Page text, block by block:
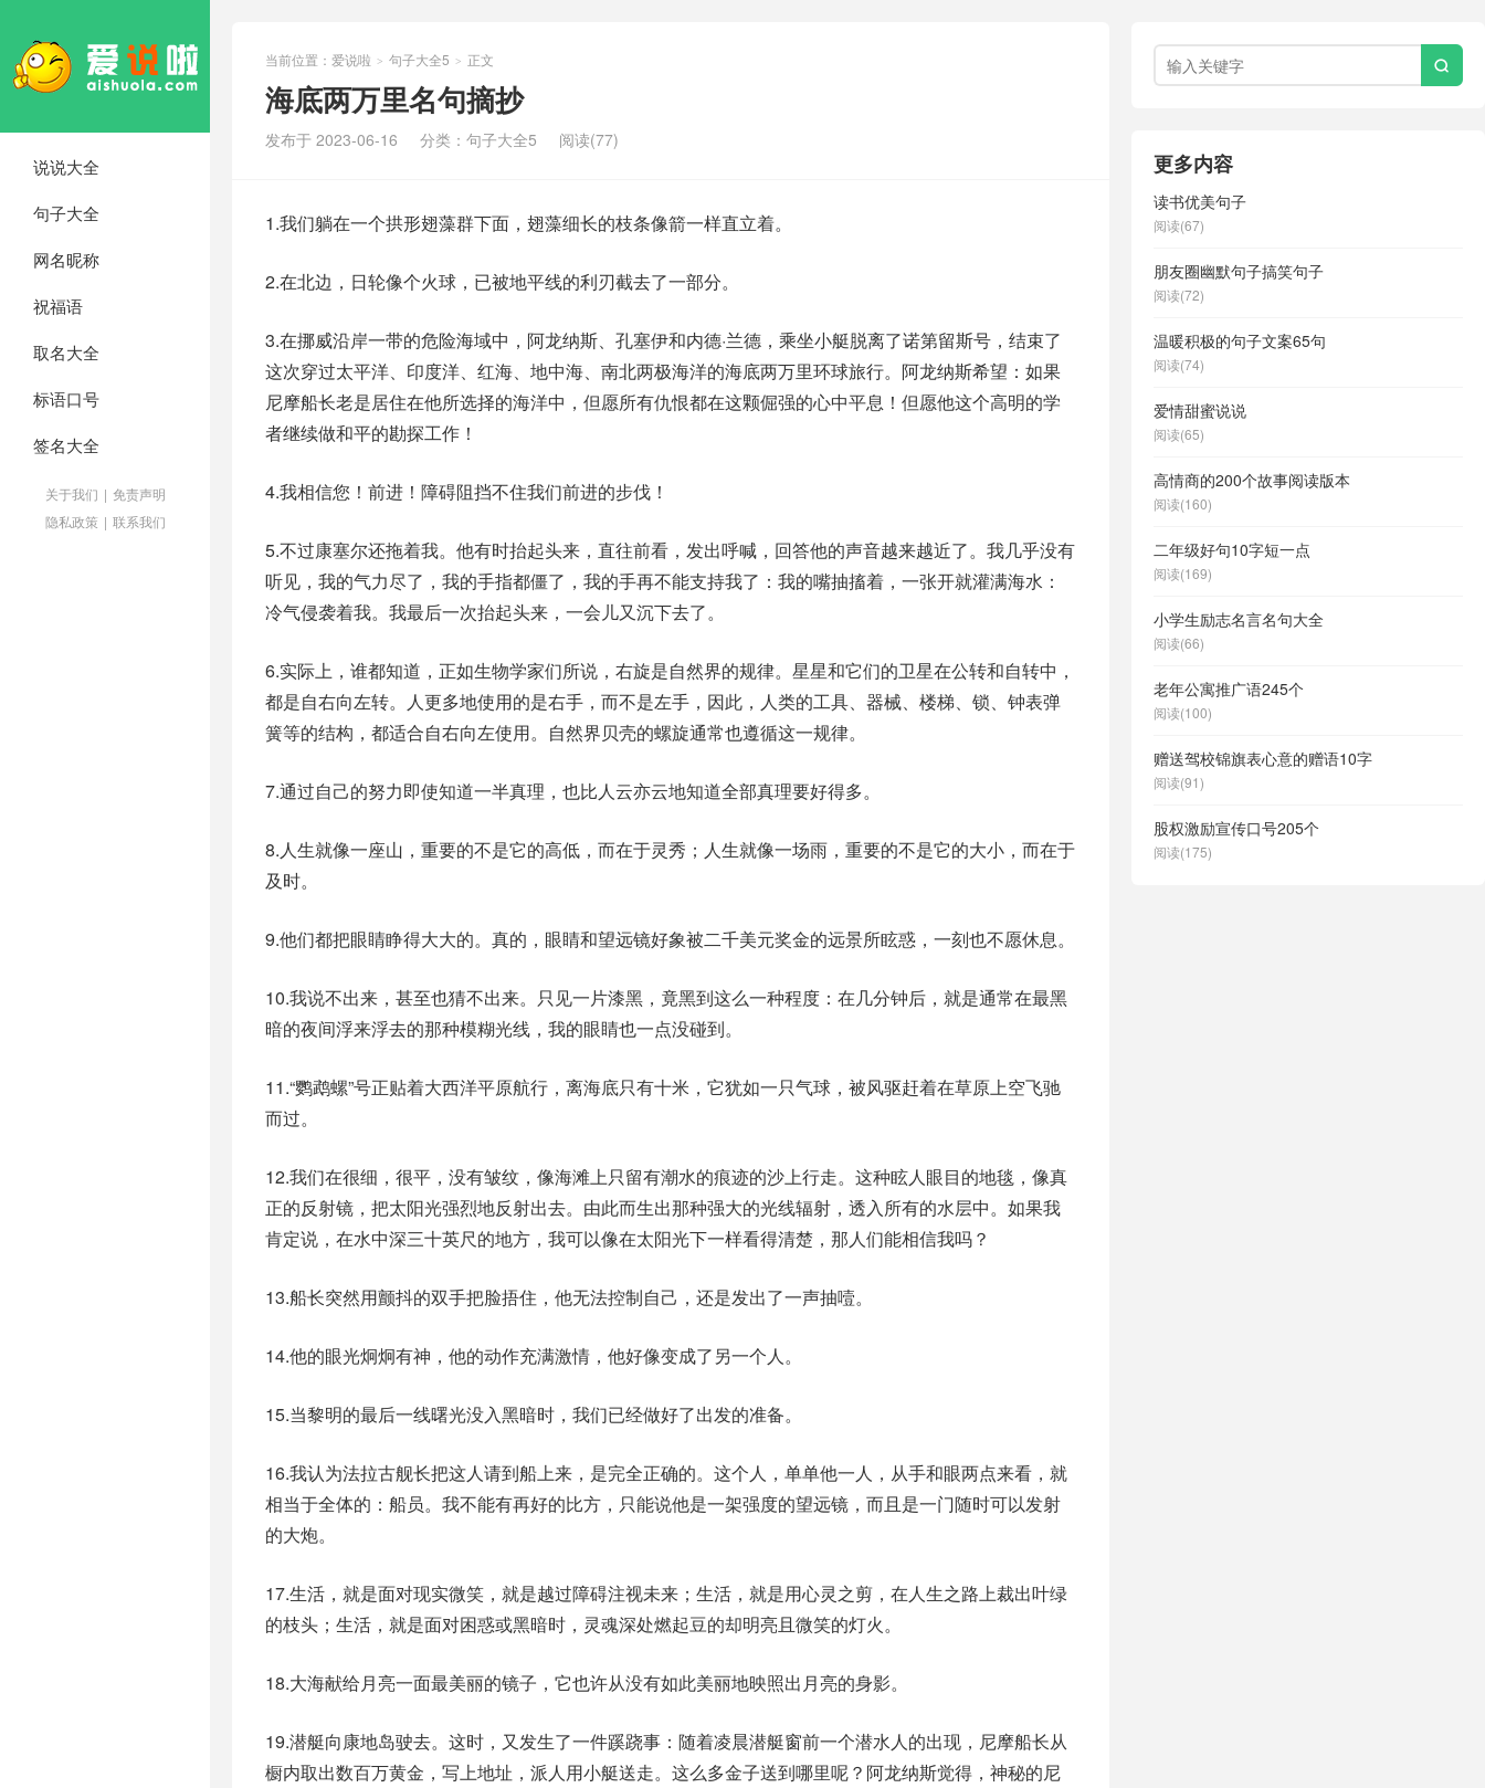
说说大全
句子大全
网名昵称
祝福语
取名大全
标语口号
签名大全
关于我们 | 免责声明
隐私政策 | 联系我们
当前位置： 爱说啦 > 句子大全5 > 正文
海底两万里名句摘抄
发布于 2023-06-16 分类： 句子大全5 阅读(77)
1.我们躺在一个拱形翅藻群下面，翅藻细长的枝条像箭一样直立着。
2.在北边，日轮像个火球，已被地平线的利刃截去了一部分。
3.在挪威沿岸一带的危险海域中，阿龙纳斯、孔塞伊和内德·兰德，乘坐小艇脱离了诺第留斯号，结束了
这次穿过太平洋、印度洋、红海、地中海、南北两极海洋的海底两万里环球旅行。阿龙纳斯希望：如果
尼摩船长老是居住在他所选择的海洋中，但愿所有仇恨都在这颗倔强的心中平息！但愿他这个高明的学
者继续做和平的勘探工作！
4.我相信您！前进！障碍阻挡不住我们前进的步伐！
5.不过康塞尔还拖着我。他有时抬起头来，直往前看，发出呼喊，回答他的声音越来越近了。我几乎没有
听见，我的气力尽了，我的手指都僵了，我的手再不能支持我了：我的嘴抽搐着，一张开就灌满海水：
冷气侵袭着我。我最后一次抬起头来，一会儿又沉下去了。
6.实际上，谁都知道，正如生物学家们所说，右旋是自然界的规律。星星和它们的卫星在公转和自转中，
都是自右向左转。人更多地使用的是右手，而不是左手，因此，人类的工具、器械、楼梯、锁、钟表弹
簧等的结构，都适合自右向左使用。自然界贝壳的螺旋通常也遵循这一规律。
7.通过自己的努力即使知道一半真理，也比人云亦云地知道全部真理要好得多。
8.人生就像一座山，重要的不是它的高低，而在于灵秀；人生就像一场雨，重要的不是它的大小，而在于
及时。
9.他们都把眼睛睁得大大的。真的，眼睛和望远镜好象被二千美元奖金的远景所眩惑，一刻也不愿休息。
10.我说不出来，甚至也猜不出来。只见一片漆黑，竟黑到这么一种程度：在几分钟后，就是通常在最黑
暗的夜间浮来浮去的那种模糊光线，我的眼睛也一点没碰到。
11.“鹦鹉螺”号正贴着大西洋平原航行，离海底只有十米，它犹如一只气球，被风驱赶着在草原上空飞驰
而过。
12.我们在很细，很平，没有皱纹，像海滩上只留有潮水的痕迹的沙上行走。这种眩人眼目的地毯，像真
正的反射镜，把太阳光强烈地反射出去。由此而生出那种强大的光线辐射，透入所有的水层中。如果我
肯定说，在水中深三十英尺的地方，我可以像在太阳光下一样看得清楚，那人们能相信我吗？
13.船长突然用颤抖的双手把脸捂住，他无法控制自己，还是发出了一声抽噎。
14.他的眼光炯炯有神，他的动作充满激情，他好像变成了另一个人。
15.当黎明的最后一线曙光没入黑暗时，我们已经做好了出发的准备。
16.我认为法拉古舰长把这人请到船上来，是完全正确的。这个人，单单他一人，从手和眼两点来看，就
相当于全体的：船员。我不能有再好的比方，只能说他是一架强度的望远镜，而且是一门随时可以发射
的大炮。
17.生活，就是面对现实微笑，就是越过障碍注视未来；生活，就是用心灵之剪，在人生之路上裁出叶绿
的枝头；生活，就是面对困惑或黑暗时，灵魂深处燃起豆的却明亮且微笑的灯火。
18.大海献给月亮一面最美丽的镜子，它也许从没有如此美丽地映照出月亮的身影。
19.潜艇向康地岛驶去。这时，又发生了一件蹊跷事：随着凌晨潜艇窗前一个潜水人的出现，尼摩船长从
橱内取出数百万黄金，写上地址，派人用小艇送走。这么多金子送到哪里呢？阿龙纳斯觉得，神秘的尼

更多内容
读书优美句子
阅读(67)
朋友圈幽默句子搞笑句子
阅读(72)
温暖积极的句子文案65句
阅读(74)
爱情甜蜜说说
阅读(65)
高情商的200个故事阅读版本
阅读(160)
二年级好句10字短一点
阅读(169)
小学生励志名言名句大全
阅读(66)
老年公寓推广语245个
阅读(100)
赠送驾校锦旗表心意的赠语10字
阅读(91)
股权激励宣传口号205个
阅读(175)